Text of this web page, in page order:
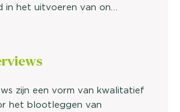
in het uitvoeren van on…
zijn een vorm van kwalitatief
het blootleggen van